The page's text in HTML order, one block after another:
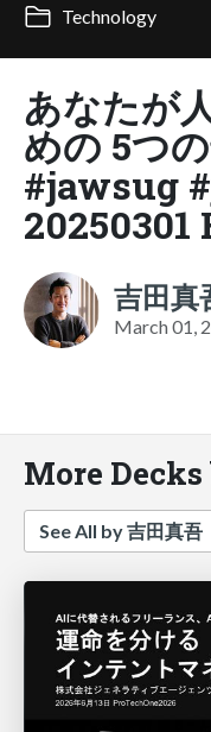
Technology
あなたが
めの 5つ
#jawsug
20250301
吉田真
March 01,
More Decks
See All by 吉田真吾